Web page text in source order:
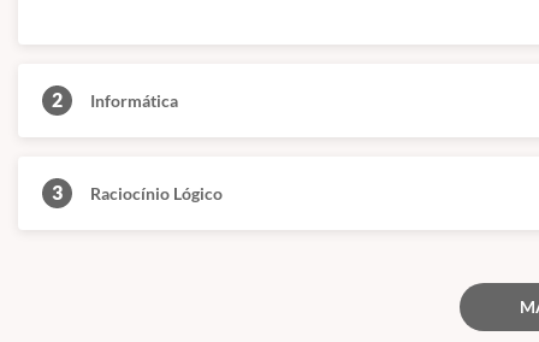
2 Informática
3 Raciocínio Lógico